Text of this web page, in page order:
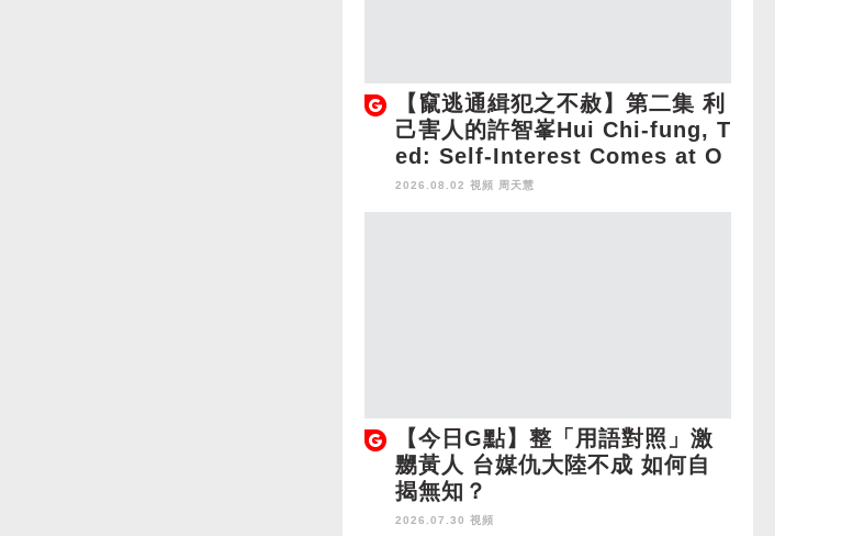
【竄逃通緝犯之不赦】第二集 利
己害人的許智峯Hui Chi-fung, T
ed: Self-Interest Comes at O
thers' Expense
2026.08.02 視頻 周天慧
【今日G點】整「用語對照」激
嬲黃人 台媒仇大陸不成 如何自
揭無知？
2026.07.30 視頻